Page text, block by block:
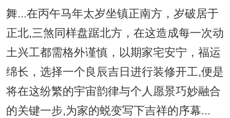
舞...在丙午马年太岁坐镇正南方，岁破居于
正北,三煞同样盘踞北方，在这造成每一次动
土兴工都需格外谨慎，以期家宅安宁，福运
绵长，选择一个良辰吉日进行装修开工,便是
将在这纷繁的宇宙韵律与个人愿景巧妙融合
的关键一步,为家的蜕变写下吉祥的序幕...